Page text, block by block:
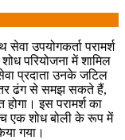
उपयोगकर्ता परामर्श
परियोजना में शामिल
प्रदाता उनके जटिल
ढंग से समझ सकते हैं,
इस परामर्श का
एक शोध बोली के रूप में
गया।